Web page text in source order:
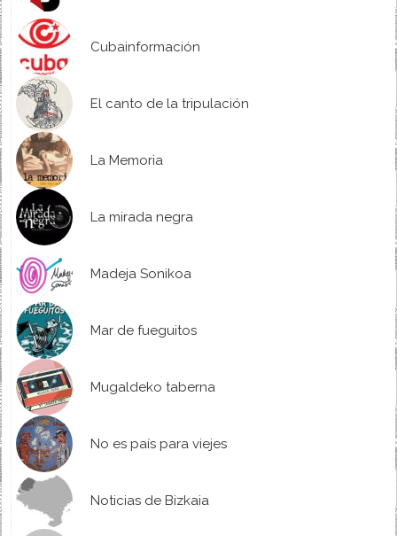
Cubainformación
El canto de la tripulación
La Memoria
La mirada negra
Madeja Sonikoa
Mar de fueguitos
Mugaldeko taberna
No es país para viejes
Noticias de Bizkaia